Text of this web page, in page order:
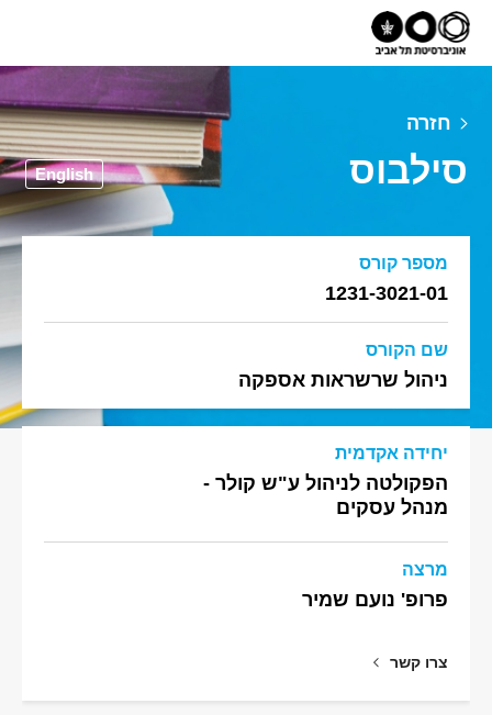
חזרה
סילבוס English
מספר קורס
1231-3021-01
שם הקורס
ניהול שרשראות אספקה
יחידה אקדמית
הפקולטה לניהול ע"ש קולר -
מנהל עסקים
מרצה
פרופ' נועם שמיר
צרו קשר